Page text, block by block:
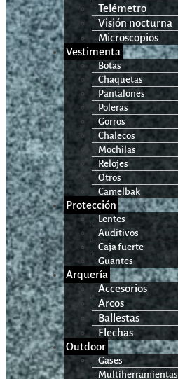
Telémetro
Visión nocturna
Microscopios
Vestimenta
Botas
Chaquetas
Pantalones
Poleras
Gorros
Chalecos
Mochilas
Relojes
Otros
Camelbak
Protección
Lentes
Auditivos
Caja fuerte
Guantes
Arquería
Accesorios
Arcos
Ballestas
Flechas
Outdoor
Gases
Multiherramientas